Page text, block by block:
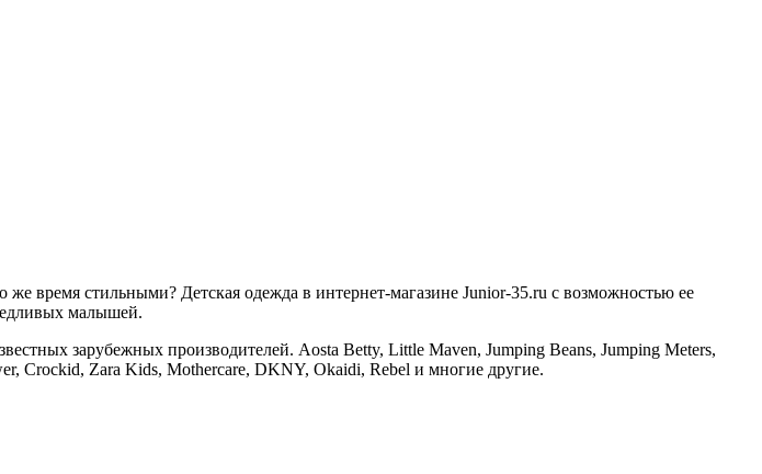
стильными? Детская одежда в интернет-магазине Junior-35.ru с возможностью ее
малышей.
зарубежных производителей. Aosta Betty, Little Maven, Jumping Beans, Jumping Meters,
Crockid, Zara Kids, Mothercare, DKNY, Okaidi, Rebel и многие другие.